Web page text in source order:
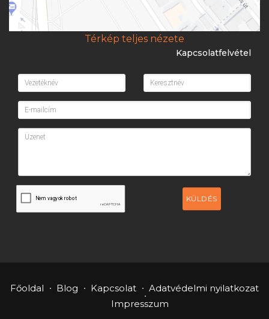
Térkép teljes nézete
Kapcsolatfelvétel
KÜLDÉS
Főoldal Blog Kapcsolat
Adatvédelmi nyilatkozat
Impresszum